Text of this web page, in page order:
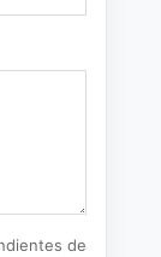
de